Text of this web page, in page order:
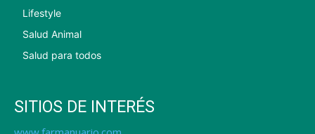
Lifestyle
Salud Animal
Salud para todos
SITIOS DE INTERÉS